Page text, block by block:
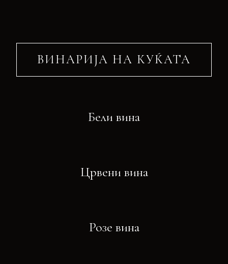
ВИНАРИЈА НА КУЌАТА
Бели вина
Црвени вина
Розе вина